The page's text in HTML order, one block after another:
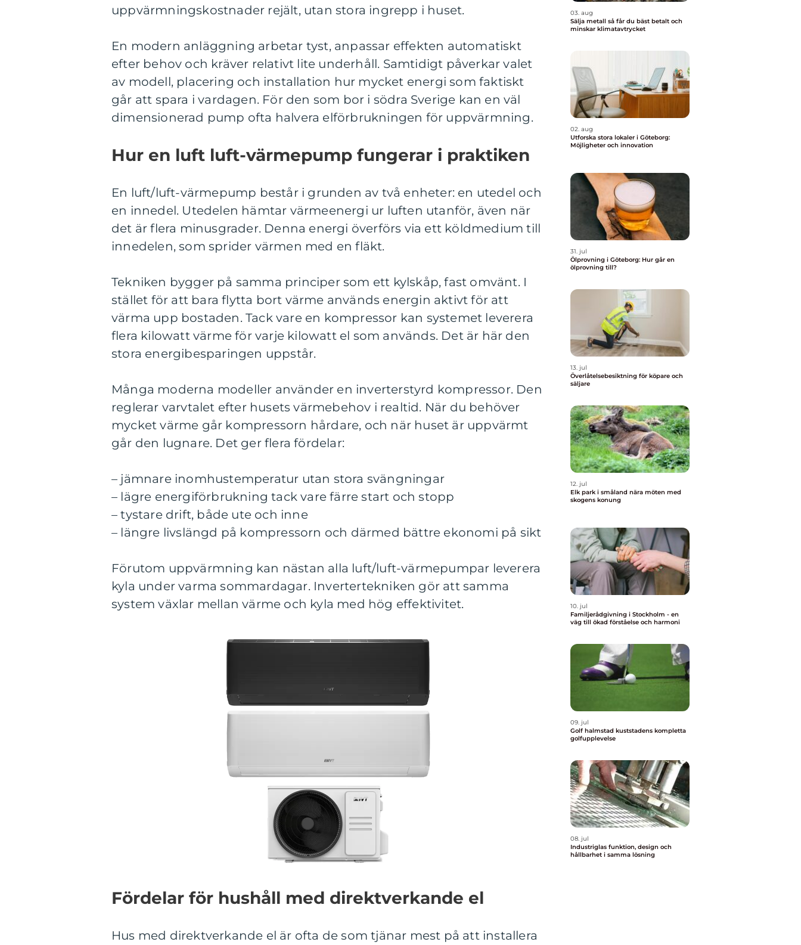
uppvärmningskostnader rejält, utan stora ingrepp i huset.
En modern anläggning arbetar tyst, anpassar effekten automatiskt
efter behov och kräver relativt lite underhåll. Samtidigt påverkar valet
av modell, placering och installation hur mycket energi som faktiskt
går att spara i vardagen. För den som bor i södra Sverige kan en väl
dimensionerad pump ofta halvera elförbrukningen för uppvärmning.
Hur en luft luft-värmepump fungerar i praktiken
En luft/luft-värmepump består i grunden av två enheter: en utedel och
en innedel. Utedelen hämtar värmeenergi ur luften utanför, även när
det är flera minusgrader. Denna energi överförs via ett köldmedium till
innedelen, som sprider värmen med en fläkt.
Tekniken bygger på samma principer som ett kylskåp, fast omvänt. I
stället för att bara flytta bort värme används energin aktivt för att
värma upp bostaden. Tack vare en kompressor kan systemet leverera
flera kilowatt värme för varje kilowatt el som används. Det är här den
stora energibesparingen uppstår.
Många moderna modeller använder en inverterstyrd kompressor. Den
reglerar varvtalet efter husets värmebehov i realtid. När du behöver
mycket värme går kompressorn hårdare, och när huset är uppvärmt
går den lugnare. Det ger flera fördelar:
– jämnare inomhustemperatur utan stora svängningar
– lägre energiförbrukning tack vare färre start och stopp
– tystare drift, både ute och inne
– längre livslängd på kompressorn och därmed bättre ekonomi på sikt
Förutom uppvärmning kan nästan alla luft/luft-värmepumpar leverera
kyla under varma sommardagar. Invertertekniken gör att samma
system växlar mellan värme och kyla med hög effektivitet.
Fördelar för hushåll med direktverkande el
Hus med direktverkande el är ofta de som tjänar mest på att installera
03. aug
Sälja metall så får du bäst betalt och
minskar klimatavtrycket
02. aug
Utforska stora lokaler i Göteborg:
Möjligheter och innovation
31. jul
Ölprovning i Göteborg: Hur går en
ölprovning till?
13. jul
Överlåtelsebesiktning för köpare och
säljare
12. jul
Elk park i småland nära möten med
skogens konung
10. jul
Familjerådgivning i Stockholm - en
väg till ökad förståelse och harmoni
09. jul
Golf halmstad kuststadens kompletta
golfupplevelse
08. jul
Industriglas funktion, design och
hållbarhet i samma lösning